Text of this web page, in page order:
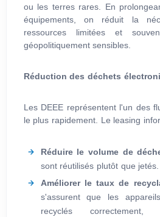
ou les terres rares. En
équipements, on réduit la
ressources limitées et
géopolitiquement sensibles.
Réduction des déchets
Les DEEE représentent l'un des
le plus rapidement. Le leasing
Réduire le volume de
sont réutilisés plutôt que jetés.
Améliorer le taux de
s'assurent que les
recyclés correctement,